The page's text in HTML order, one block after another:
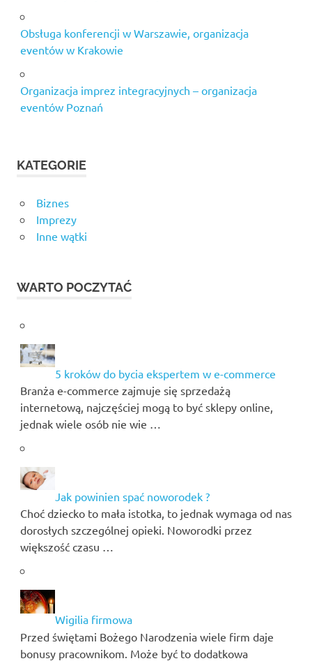
Obsługa konferencji w Warszawie, organizacja
eventów w Krakowie
Organizacja imprez integracyjnych – organizacja
eventów Poznań
KATEGORIE
Biznes
Imprezy
Inne wątki
WARTO POCZYTAĆ
5 kroków do bycia ekspertem w e-commerce
Branża e-commerce zajmuje się sprzedażą
internetową, najczęściej mogą to być sklepy online,
jednak wiele osób nie wie …
Jak powinien spać noworodek ?
Choć dziecko to mała istotka, to jednak wymaga od nas
dorosłych szczególnej opieki. Noworodki przez
większość czasu …
Wigilia firmowa
Przed świętami Bożego Narodzenia wiele firm daje
bonusy pracownikom. Może być to dodatkowa